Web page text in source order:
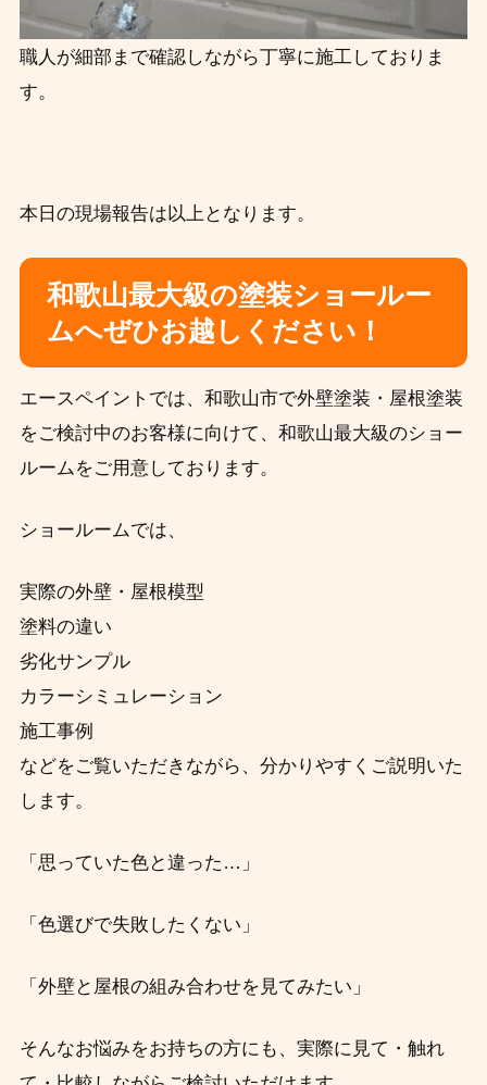
職人が細部まで確認しながら丁寧に施工しておりま
す。
本日の現場報告は以上となります。
和歌山最大級の塗装ショールー
ムへぜひお越しください！
エースペイントでは、和歌山市で外壁塗装・屋根塗装
をご検討中のお客様に向けて、和歌山最大級のショー
ルームをご用意しております。
ショールームでは、
実際の外壁・屋根模型
塗料の違い
劣化サンプル
カラーシミュレーション
施工事例
などをご覧いただきながら、分かりやすくご説明いた
します。
「思っていた色と違った…」
「色選びで失敗したくない」
「外壁と屋根の組み合わせを見てみたい」
そんなお悩みをお持ちの方にも、実際に見て・触れ